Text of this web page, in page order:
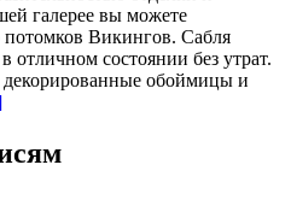
галерее вы можете
Викингов. Сабля
отличном состоянии без утрат.
декорированные обоймицы и